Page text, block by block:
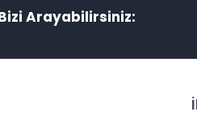
Bizi Arayabilirsiniz: